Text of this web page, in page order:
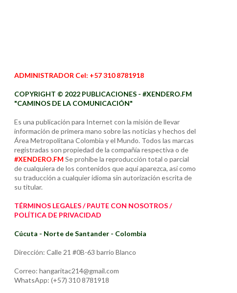
ADMINISTRADOR Cel: +57 310 8781918
COPYRIGHT © 2022 PUBLICACIONES - #XENDERO.FM
"CAMINOS DE LA COMUNICACIÓN"
Es una publicación para Internet con la misión de llevar
información de primera mano sobre las noticias y hechos del
Área Metropolitana Colombia y el Mundo. Todos las marcas
registradas son propiedad de la compañía respectiva o de
#XENDERO.FM Se prohíbe la reproducción total o parcial
de cualquiera de los contenidos que aquí aparezca, así como
su traducción a cualquier idioma sin autorización escrita de
su titular.
TÉRMINOS LEGALES / PAUTE CON NOSOTROS /
POLÍTICA DE PRIVACIDAD
Cúcuta - Norte de Santander - Colombia
Dirección: Calle 21 #0B-63 barrio Blanco
Correo: hangaritac214@gmail.com
WhatsApp: (+57) 310 8781918